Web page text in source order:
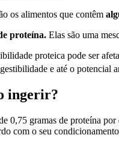
os alimentos que contêm
proteína. Elas são uma
proteica pode ser
e até o potencial
ingerir?
0,75 gramas de proteína
com o seu